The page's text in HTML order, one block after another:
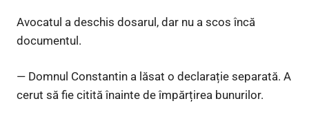
Avocatul a deschis dosarul, dar nu a scos încă
documentul.
— Domnul Constantin a lăsat o declarație separată. A
cerut să fie citită înainte de împărțirea bunurilor.